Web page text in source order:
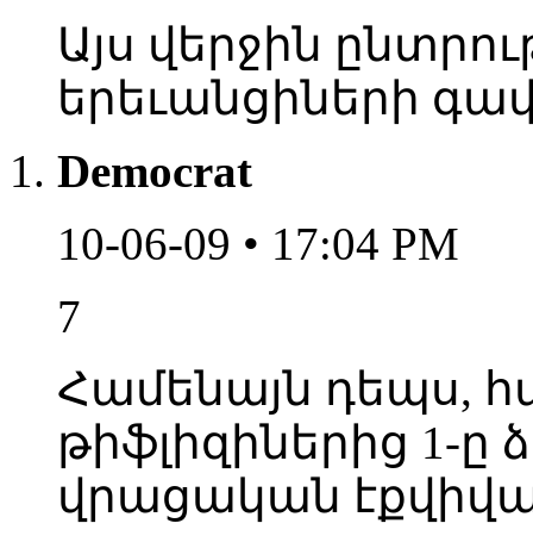
Այս վերջին
երեւանցիների
Democrat
10-06-09 • 17:04 PM
7
Համենայն դեպս,
թիֆլիզիներից 1-ը
վրացական